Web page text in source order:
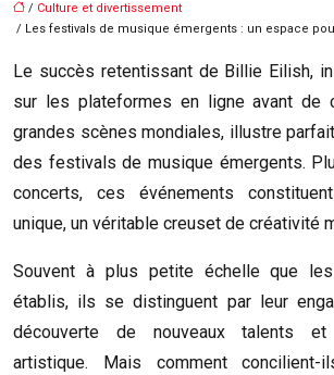
/ Culture et divertissement
/ Les festivals de musique émergents : un espace
Le succès retentissant de Billie Eilish,
sur les plateformes en ligne avant de
grandes scènes mondiales, illustre
des festivals de musique émergents.
concerts, ces événements
unique, un véritable creuset de créativité
Souvent à plus petite échelle que
établis, ils se distinguent par leur
découverte de nouveaux talents et
artistique. Mais comment concilient-